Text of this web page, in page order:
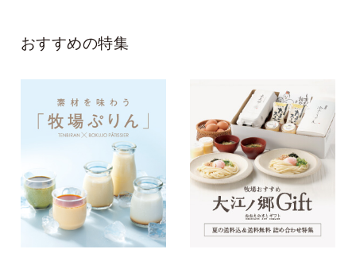
おすすめの特集